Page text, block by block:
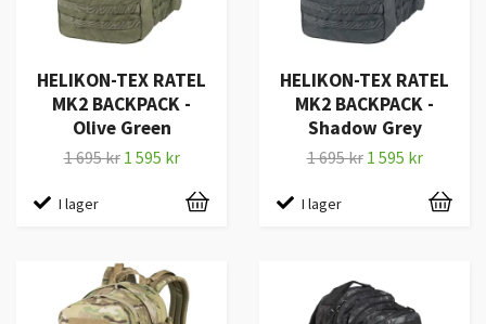
HELIKON-TEX RATEL
MK2 BACKPACK -
Olive Green
1 695 kr 1 595 kr
I lager
HELIKON-TEX RATEL
MK2 BACKPACK -
Shadow Grey
1 695 kr 1 595 kr
I lager